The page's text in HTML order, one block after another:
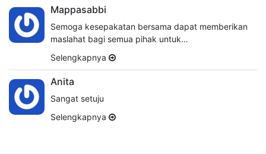
Mappasabbi
Semoga kesepakatan bersama dapat memberikan
maslahat bagi semua pihak untuk…
Selengkapnya
Anita
Sangat setuju
Selengkapnya